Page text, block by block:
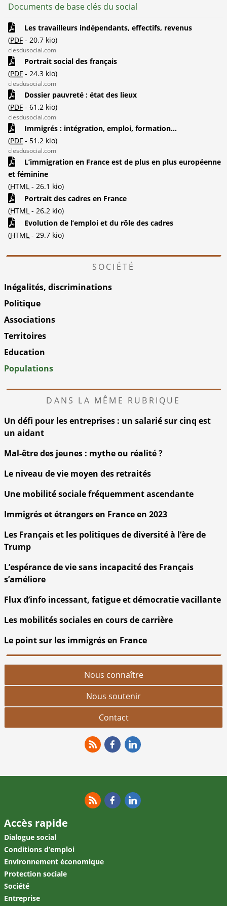
Documents de base clés du social
Les travailleurs indépendants, effectifs, revenus
(PDF - 20.7 kio)
clesdusocial.com
Portrait social des français
(PDF - 24.3 kio)
clesdusocial.com
Dossier pauvreté : état des lieux
(PDF - 61.2 kio)
clesdusocial.com
Immigrés : intégration, emploi, formation...
(PDF - 51.2 kio)
clesdusocial.com
L’immigration en France est de plus en plus européenne
et féminine
(HTML - 26.1 kio)
Portrait des cadres en France
(HTML - 26.2 kio)
Evolution de l’emploi et du rôle des cadres
(HTML - 29.7 kio)
SOCIÉTÉ
Inégalités, discriminations
Politique
Associations
Territoires
Education
Populations
DANS LA MÊME RUBRIQUE
Un défi pour les entreprises : un salarié sur cinq est
un aidant
Mal-être des jeunes : mythe ou réalité ?
Le niveau de vie moyen des retraités
Une mobilité sociale fréquemment ascendante
Immigrés et étrangers en France en 2023
Les Français et les politiques de diversité à l’ère de
Trump
L’espérance de vie sans incapacité des Français
s’améliore
Flux d’info incessant, fatigue et démocratie vacillante
Les mobilités sociales en cours de carrière
Le point sur les immigrés en France
Nous connaître
Nous soutenir
Contact
Accès rapide
Dialogue social
Conditions d’emploi
Environnement économique
Protection sociale
Société
Entreprise